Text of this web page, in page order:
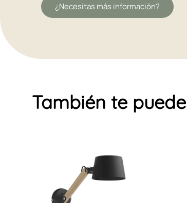
¿Necesitas más información?
También te